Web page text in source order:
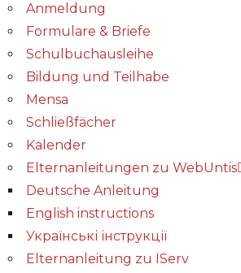
Anmeldung
Formulare & Briefe
Schulbuchausleihe
Bildung und Teilhabe
Mensa
Schließfächer
Kalender
Elternanleitungen zu WebUntis
Deutsche Anleitung
English instructions
Українські інструкції
Elternanleitung zu IServ